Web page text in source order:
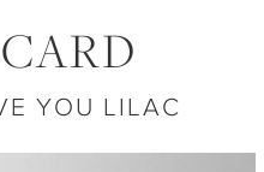
YOU LILAC